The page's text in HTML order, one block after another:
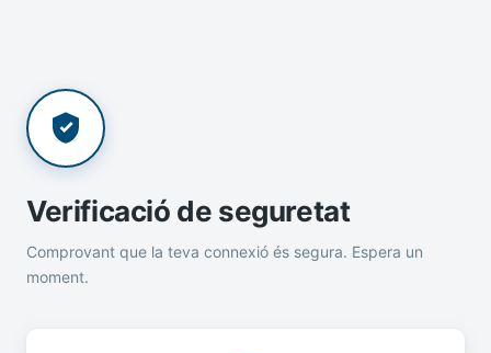
Verificació de seguretat
Comprovant que la teva connexió és segura. Espera un
moment.